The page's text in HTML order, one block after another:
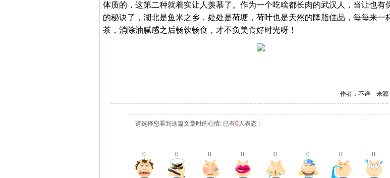
体质的，这第二种就着实让人羡慕了。作为一个吃啥都长肉的武汉人，当让也有
的秘诀了，湖北是鱼米之乡，处处是荷塘，荷叶也是天然的降脂佳品，每每来一
茶，消除油腻感之后畅饮畅食，才不负美食好时光呀！
作者：不详 来源
请选择您看到这篇文章时的心情: 已有0人表态：
0 0 0 0 0 0 0 0